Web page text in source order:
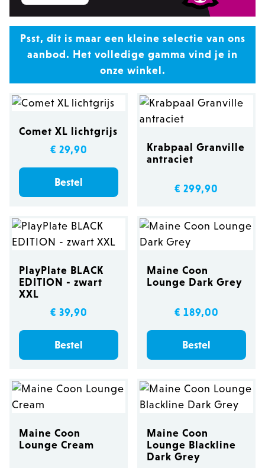
Psst, dit is maar een kleine selectie van ons
aanbod. Het volledige gamma vind je in
onze winkel.
Comet XL lichtgrijs
€ 29,90
Bestel
Krabpaal Granville
antraciet
€ 299,90
PlayPlate BLACK
EDITION - zwart
XXL
€ 39,90
Bestel
Maine Coon
Lounge Dark Grey
€ 189,00
Bestel
Maine Coon
Lounge Cream
Maine Coon
Lounge Blackline
Dark Grey